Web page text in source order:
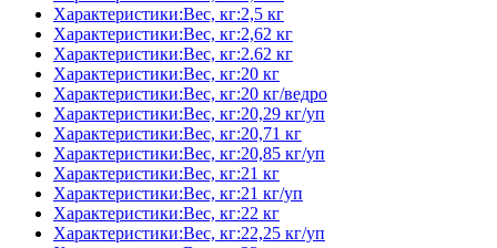
Характеристики:Вес, кг:2,5 кг
Характеристики:Вес, кг:2,62 кг
Характеристики:Вес, кг:2.62 кг
Характеристики:Вес, кг:20 кг
Характеристики:Вес, кг:20 кг/ведро
Характеристики:Вес, кг:20,29 кг/уп
Характеристики:Вес, кг:20,71 кг
Характеристики:Вес, кг:20,85 кг/уп
Характеристики:Вес, кг:21 кг
Характеристики:Вес, кг:21 кг/уп
Характеристики:Вес, кг:22 кг
Характеристики:Вес, кг:22,25 кг/уп